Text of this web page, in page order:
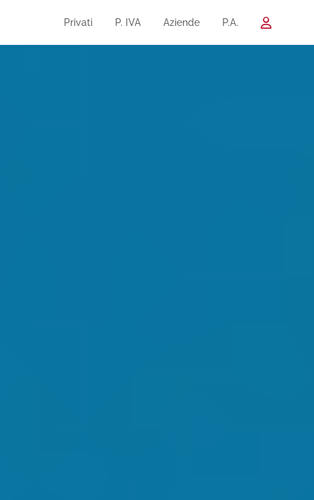
Privati P. IVA Aziende P.A.